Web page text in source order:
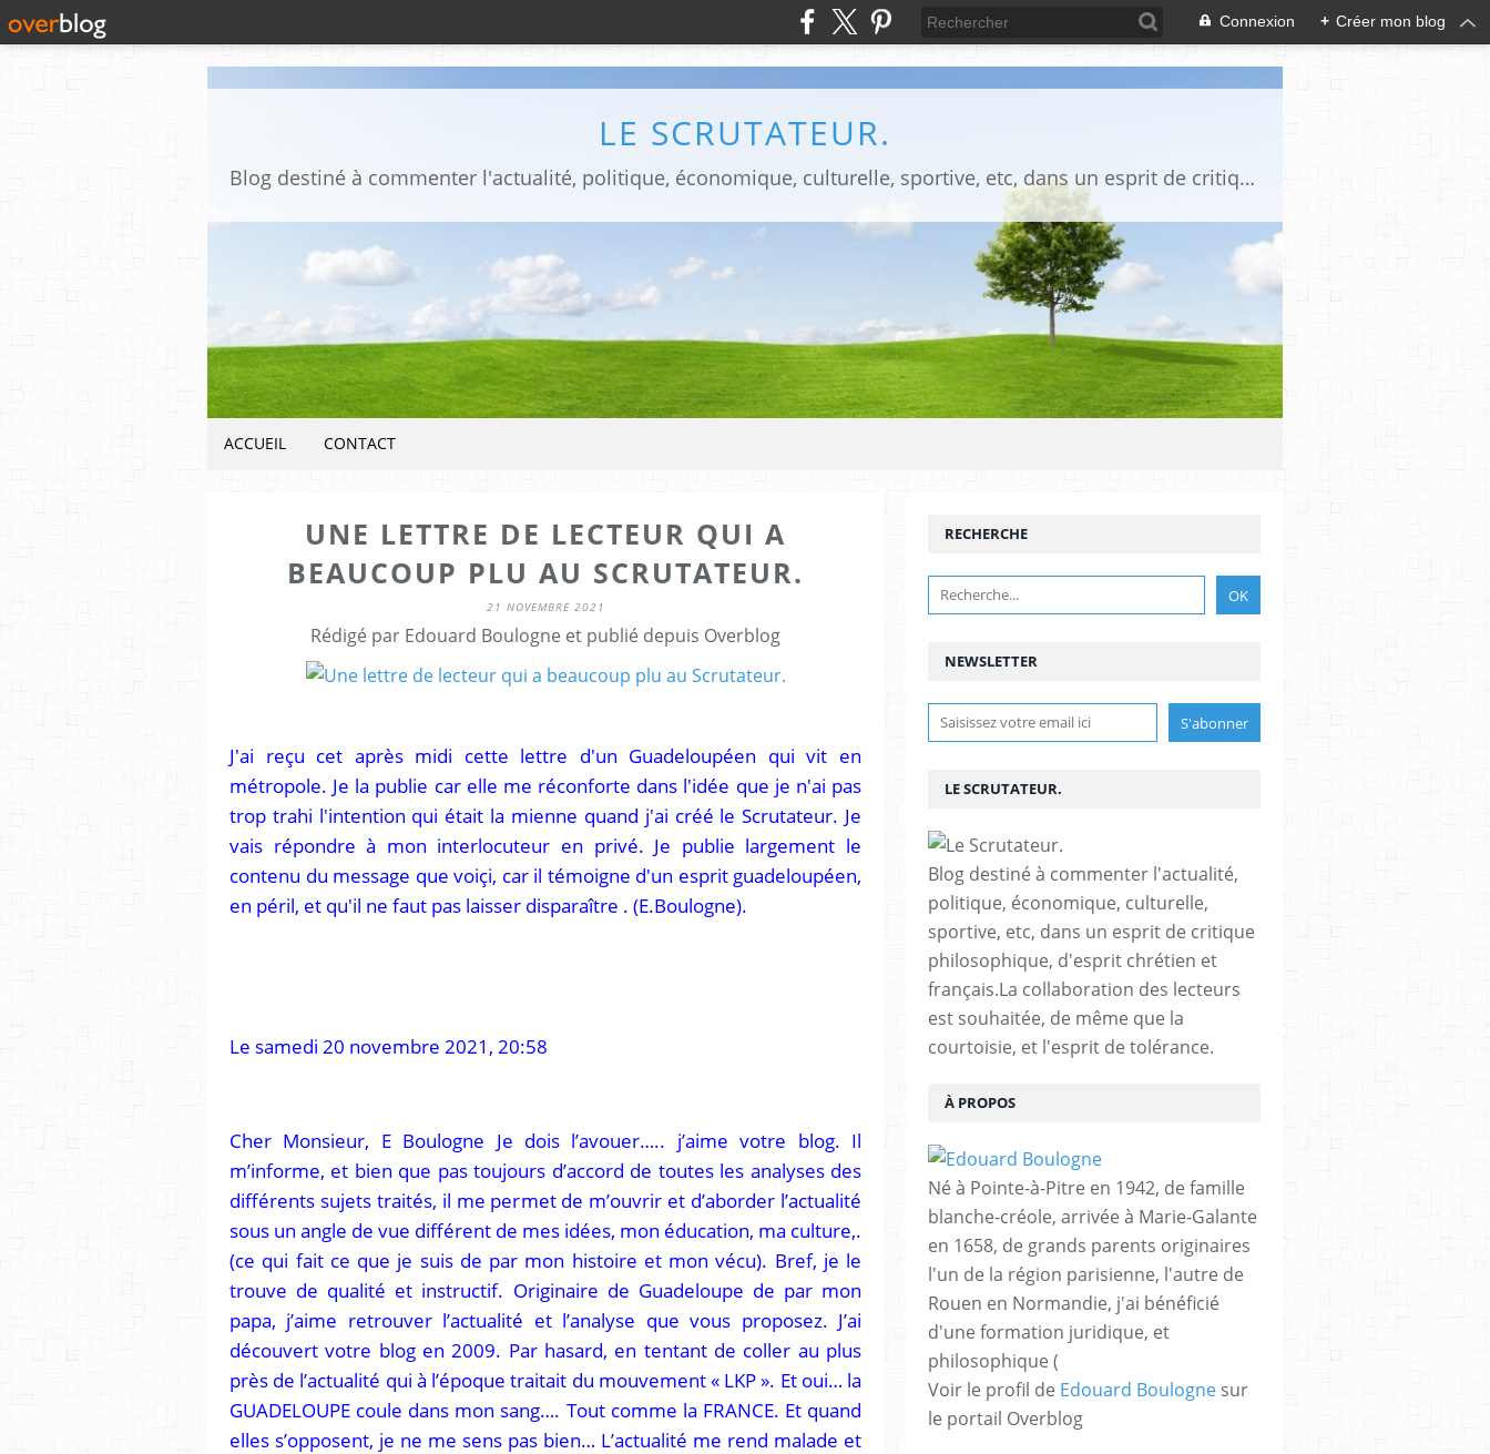
Connexion + Créer mon blog
LE SCRUTATEUR.
Blog destiné à commenter l'actualité, politique, économique, culturelle, sportive, etc, dans un esprit de critique philosophique, d'esprit chrétien et français.La collaboration des lecteurs est souhaitée, de même que la courtoisie, et l'esprit de tolérance.
ACCUEIL CONTACT
UNE LETTRE DE LECTEUR QUI A
BEAUCOUP PLU AU SCRUTATEUR.
21 NOVEMBRE 2021
Rédigé par Edouard Boulogne et publié depuis Overblog
J'ai reçu cet après midi cette lettre d'un Guadeloupéen qui vit en
métropole. Je la publie car elle me réconforte dans l'idée que je n'ai pas
trop trahi l'intention qui était la mienne quand j'ai créé le Scrutateur. Je
vais répondre à mon interlocuteur en privé. Je publie largement le
contenu du message que voiçi, car il témoigne d'un esprit guadeloupéen,
en péril, et qu'il ne faut pas laisser disparaître . (E.Boulogne).
Le samedi 20 novembre 2021, 20:58
Cher Monsieur, E Boulogne Je dois l’avouer….. j’aime votre blog. Il
m’informe, et bien que pas toujours d’accord de toutes les analyses des
différents sujets traités, il me permet de m’ouvrir et d’aborder l’actualité
sous un angle de vue différent de mes idées, mon éducation, ma culture,.
(ce qui fait ce que je suis de par mon histoire et mon vécu). Bref, je le
trouve de qualité et instructif. Originaire de Guadeloupe de par mon
papa, j’aime retrouver l’actualité et l’analyse que vous proposez. J’ai
découvert votre blog en 2009. Par hasard, en tentant de coller au plus
près de l’actualité qui à l’époque traitait du mouvement « LKP ». Et oui… la
GUADELOUPE coule dans mon sang…. Tout comme la FRANCE. Et quand
elles s’opposent, je ne me sens pas bien… L’actualité me rend malade et
NEWSLETTER
RECHERCHE
LE SCRUTATEUR.
Blog destiné à commenter l'actualité,
politique, économique, culturelle,
sportive, etc, dans un esprit de critique
philosophique, d'esprit chrétien et
français.La collaboration des lecteurs
est souhaitée, de même que la
courtoisie, et l'esprit de tolérance.
À PROPOS
Né à Pointe-à-Pitre en 1942, de famille
blanche-créole, arrivée à Marie-Galante
en 1658, de grands parents originaires
l'un de la région parisienne, l'autre de
Rouen en Normandie, j'ai bénéficié
d'une formation juridique, et
philosophique (
Voir le profil de Edouard Boulogne sur
le portail Overblog